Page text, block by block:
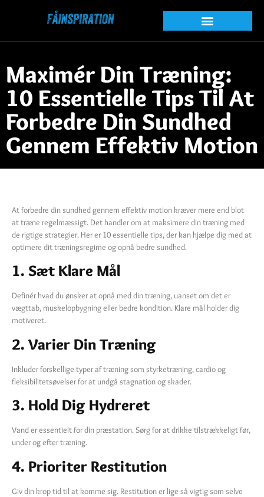
Maximér Din Træning:
10 Essentielle Tips Til At
Forbedre Din Sundhed
Gennem Effektiv Motion
At forbedre din sundhed gennem effektiv motion kræver mere end blot
at træne regelmæssigt. Det handler om at maksimere din træning med
de rigtige strategier. Her er 10 essentielle tips, der kan hjælpe dig med at
optimere dit træningsregime og opnå bedre sundhed.
1. Sæt Klare Mål
Definér hvad du ønsker at opnå med din træning, uanset om det er
vægttab, muskelopbygning eller bedre kondition. Klare mål holder dig
motiveret.
2. Varier Din Træning
Inkluder forskellige typer af træning som styrketræning, cardio og
fleksibilitetsøvelser for at undgå stagnation og skader.
3. Hold Dig Hydreret
Vand er essentielt for din præstation. Sørg for at drikke tilstrækkeligt før,
under og efter træning.
4. Prioriter Restitution
Giv din krop tid til at komme sig. Restitution er lige så vigtig som selve